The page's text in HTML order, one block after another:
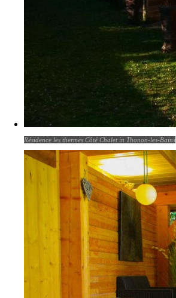
Résidence les thermes Côté Chalet in Thonon-les-Bains